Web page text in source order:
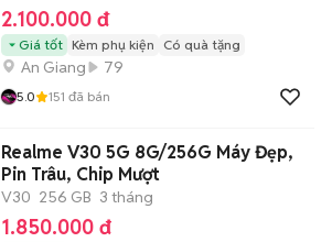
2.100.000 đ
Giá tốt Kèm phụ kiện Có quà tặng
An Giang 79
5.0 151 đã bán
Realme V30 5G 8G/256G Máy Đẹp,
Pin Trâu, Chip Mượt
V30 256 GB 3 tháng
1.850.000 đ